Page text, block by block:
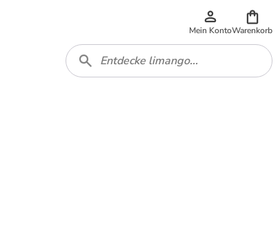
Mein KontoWarenkorb